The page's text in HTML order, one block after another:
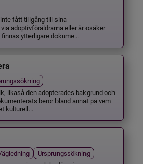
fått tillgång till sina
adoptivföräldrarna eller är osäker
ytterligare dokume...
likaså den adopterades bakgrund och
beror bland annat på vem
kulturell...
Ursprungssökning